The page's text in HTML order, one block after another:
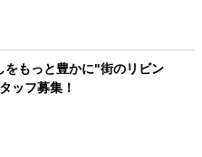
をもっと豊かに"街のリビン
ッフ募集！